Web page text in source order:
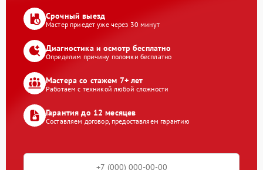
Срочный выезд
Мастер приедет уже через 30 минут
Диагностика и осмотр бесплатно
Определим причину поломки бесплатно
Мастера со стажем 7+ лет
Работаем с техникой любой сложности
Гарантия до 12 месяцев
Составляем договор, предоставляем гарантию